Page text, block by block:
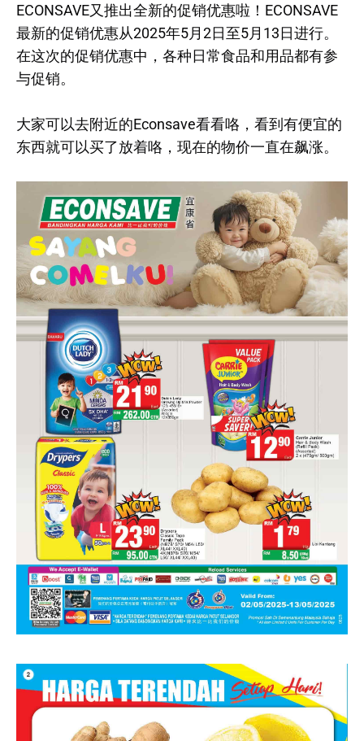
ECONSAVE又推出全新的促销优惠啦！ECONSAVE
最新的促销优惠从2025年5月2日至5月13日进行。
在这次的促销优惠中，各种日常食品和用品都有参
与促销。
大家可以去附近的Econsave看看咯，看到有便宜的
东西就可以买了放着咯，现在的物价一直在飙涨。